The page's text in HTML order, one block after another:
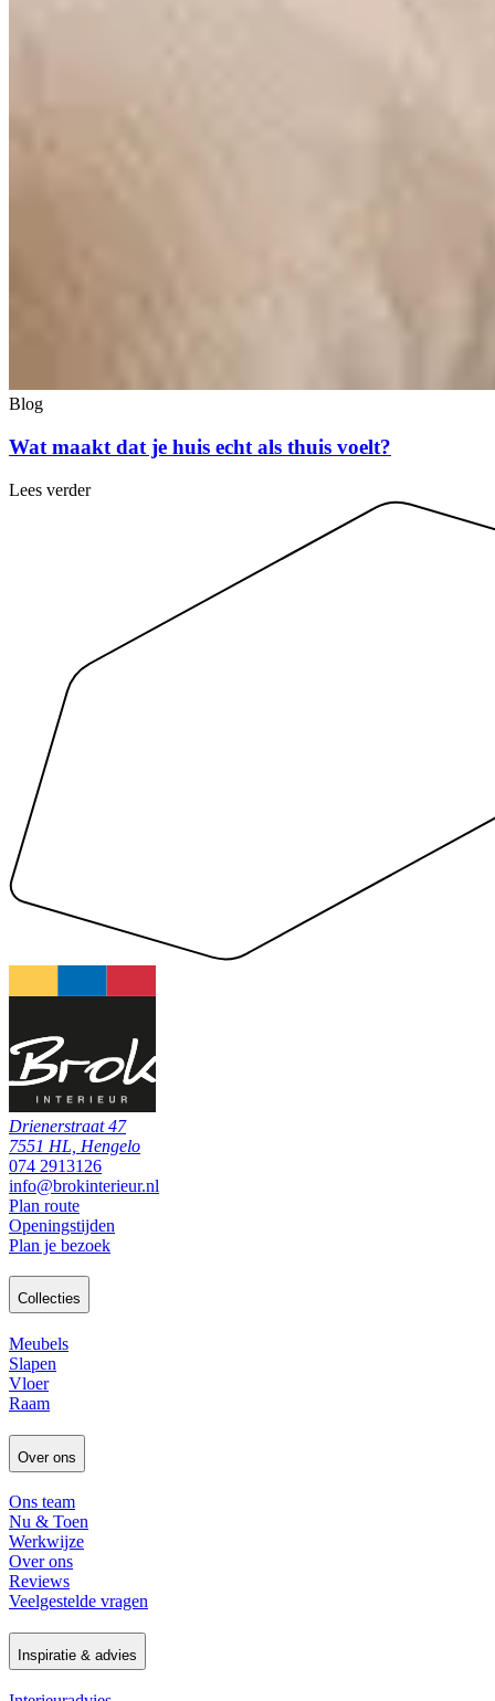
Blog
Wat maakt dat je huis echt als thuis voelt?
Lees verder
Drienerstraat 47
7551 HL, Hengelo
074 2913126
info@brokinterieur.nl
Plan route
Openingstijden
Plan je bezoek
Collecties
Meubels
Slapen
Vloer
Raam
Over ons
Ons team
Nu & Toen
Werkwijze
Over ons
Reviews
Veelgestelde vragen
Inspiratie & advies